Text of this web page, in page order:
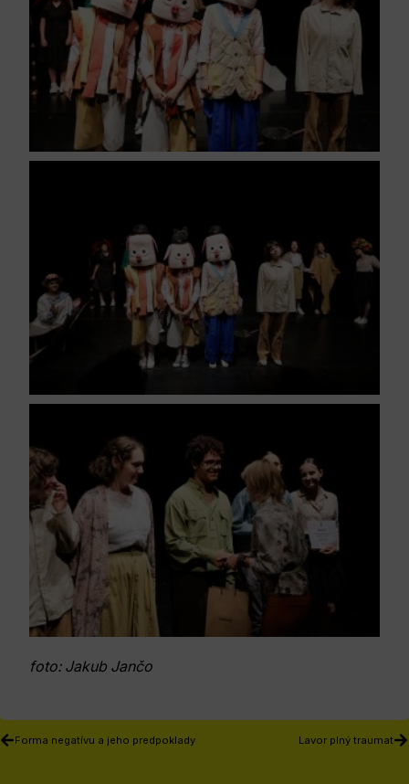
foto: Jakub Jančo
Forma negatívu a jeho predpoklady Lavor plný traumat